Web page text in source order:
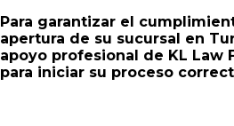
Para garantizar el
apertura de su sucursal en
apoyo profesional de KL Law
para iniciar su proceso